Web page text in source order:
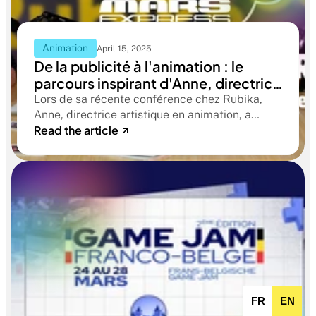
Animation April 15, 2025
De la publicité à l'animation : le
parcours inspirant d'Anne, directrice
artistique aux mille facettes
Lors de sa récente conférence chez Rubika,
Anne, directrice artistique en animation, a
partagé son parcours atypique et les
expériences professionnelles. Retour sur ce
passionnés du secteur.
Read the article
FR EN